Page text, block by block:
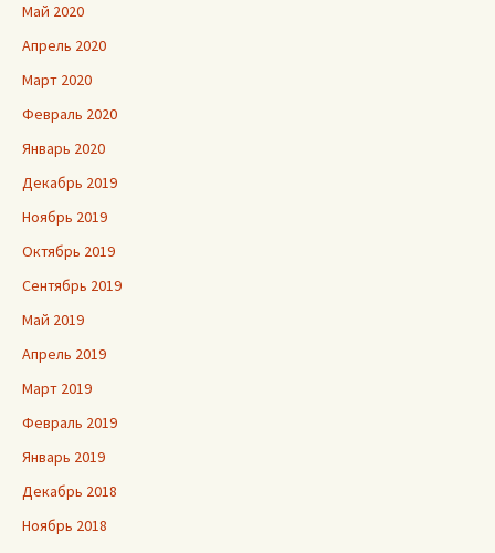
Май 2020
Апрель 2020
Март 2020
Февраль 2020
Январь 2020
Декабрь 2019
Ноябрь 2019
Октябрь 2019
Сентябрь 2019
Май 2019
Апрель 2019
Март 2019
Февраль 2019
Январь 2019
Декабрь 2018
Ноябрь 2018